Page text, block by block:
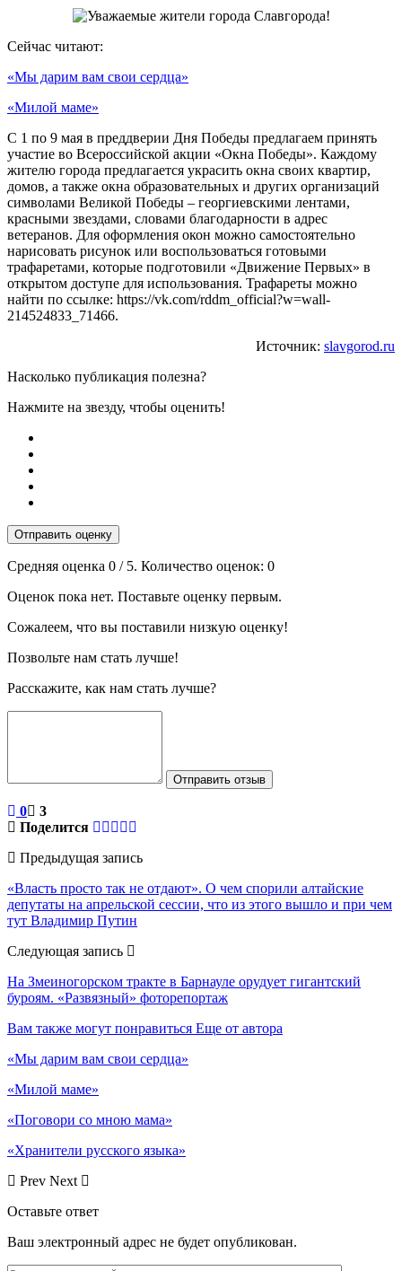
Сейчас читают:
«Мы дарим вам свои сердца»
«Милой маме»
С 1 по 9 мая в преддверии Дня Победы предлагаем принять
участие во Всероссийской акции «Окна Победы». Каждому
жителю города предлагается украсить окна своих квартир,
домов, а также окна образовательных и других организаций
символами Великой Победы – георгиевскими лентами,
красными звездами, словами благодарности в адрес
ветеранов. Для оформления окон можно самостоятельно
нарисовать рисунок или воспользоваться готовыми
трафаретами, которые подготовили «Движение Первых» в
открытом доступе для использования. Трафареты можно
найти по ссылке: https://vk.com/rddm_official?w=wall-
214524833_71466.
Источник: slavgorod.ru
Насколько публикация полезна?
Нажмите на звезду, чтобы оценить!
Отправить оценку
Средняя оценка 0 / 5. Количество оценок: 0
Оценок пока нет. Поставьте оценку первым.
Сожалеем, что вы поставили низкую оценку!
Позвольте нам стать лучше!
Расскажите, как нам стать лучше?
Отправить отзыв
0
3
Поделится
Предыдущая запись
«Власть просто так не отдают». О чем спорили алтайские
депутаты на апрельской сессии, что из этого вышло и при чем
тут Владимир Путин
Следующая запись
На Змеиногорском тракте в Барнауле орудует гигантский
буроям. «Развязный» фоторепортаж
Вам также могут понравиться Еще от автора
«Мы дарим вам свои сердца»
«Милой маме»
«Поговори со мною мама»
«Хранители русского языка»
Prev Next
Оставьте ответ
Ваш электронный адрес не будет опубликован.